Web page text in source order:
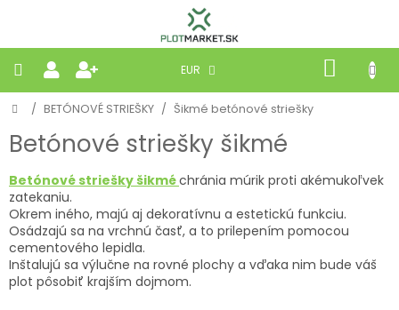
EUR
KOŠÍK
PLETIVÁ
BRÁNY
MOBILNÉ
Domov
/ BETÓNOVÉ STRIEŠKY / Šikmé betónové striešky
Betónové striešky šikmé
Betónové strieškyšikméchránia múrik proti akémukoľvek
zatekaniu.
Okrem iného, majú aj dekoratívnu a estetickú funkciu.
Osádzajú sa na vrchnú časť, a to prilepením pomocou
cementového lepidla.
Inštalujú sa výlučne na rovné plochy a vďaka nim bude váš
plot pôsobiť krajším dojmom.